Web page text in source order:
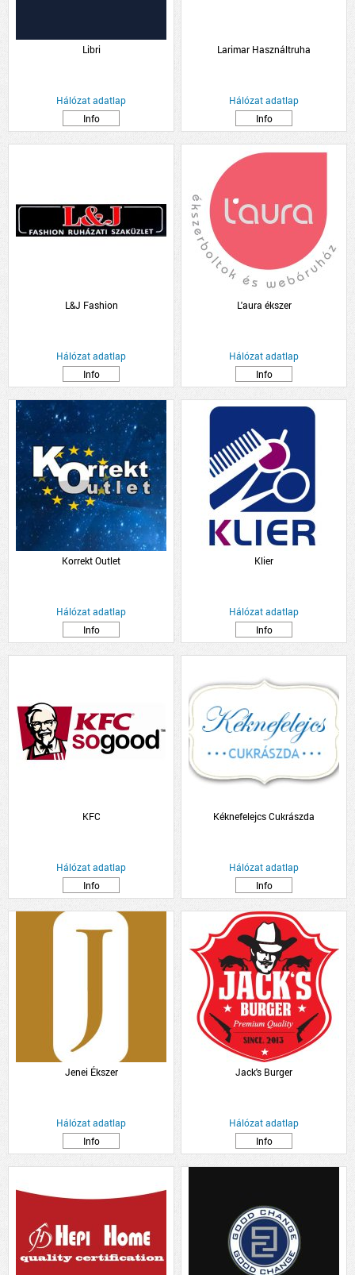
Libri
Hálózat adatlap
Info
Larimar Használtruha
Hálózat adatlap
Info
L&J Fashion
Hálózat adatlap
Info
L'aura ékszer
Hálózat adatlap
Info
Korrekt Outlet
Hálózat adatlap
Info
Klier
Hálózat adatlap
Info
KFC
Hálózat adatlap
Info
Kéknefelejcs Cukrászda
Hálózat adatlap
Info
Jenei Ékszer
Hálózat adatlap
Info
Jack's Burger
Hálózat adatlap
Info